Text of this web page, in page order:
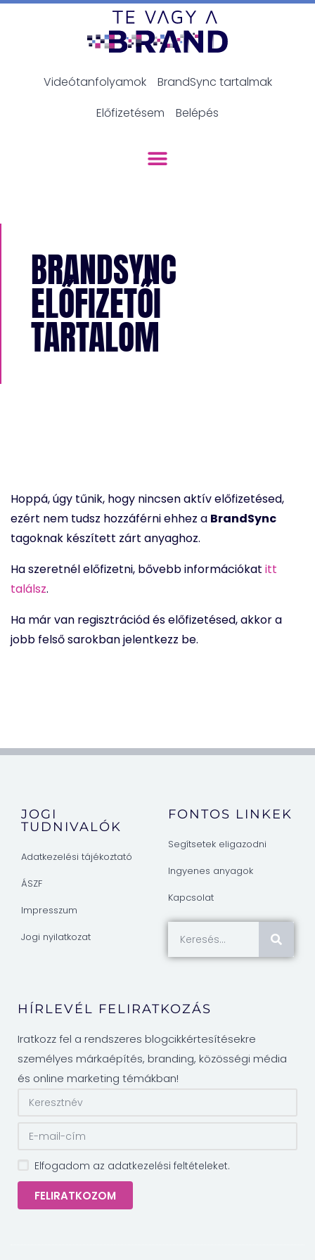
Videótanfolyamok
BrandSync tartalmak
Előfizetésem
Belépés
BRANDSYNC
ELŐFIZETŐI
TARTALOM
Hoppá, úgy tűnik, hogy nincsen aktív előfizetésed,
ezért nem tudsz hozzáférni ehhez a BrandSync
tagoknak készített zárt anyaghoz.
Ha szeretnél előfizetni, bővebb információkat itt
találsz.
Ha már van regisztrációd és előfizetésed, akkor a
jobb felső sarokban jelentkezz be.
JOGI
TUDNIVALÓK
Adatkezelési tájékoztató
ÁSZF
Impresszum
Jogi nyilatkozat
FONTOS LINKEK
Segítsetek eligazodni
Ingyenes anyagok
Kapcsolat
HÍRLEVÉL FELIRATKOZÁS
Iratkozz fel a rendszeres blogcikkértesítésekre
személyes márkaépítés, branding, közösségi média
és online marketing témákban!
Elfogadom az adatkezelési feltételeket.
FELIRATKOZOM